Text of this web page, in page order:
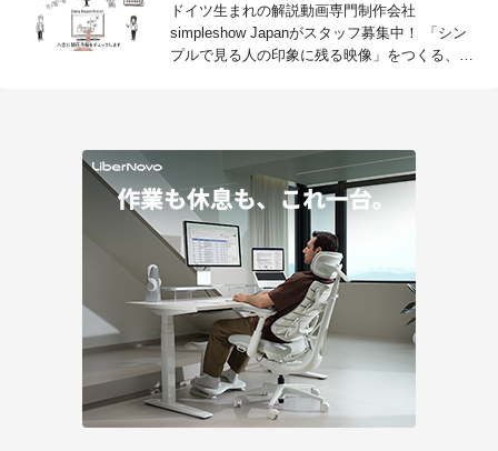
ドイツ生まれの解説動画専門制作会社
simpleshow Japanがスタッフ募集中！ 「シン
プルで見る人の印象に残る映像」をつくる、そ